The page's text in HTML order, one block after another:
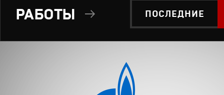
ПОСЛЕДНИЕ
РАБОТЫ